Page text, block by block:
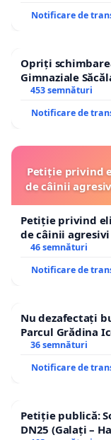
Notificare de
Opriți
Gimnaziale
453 semnături
Notificare de
Petiție privind
de câinii
Petiție privind
de câinii
46 semnături
Notificare de
Nu dezafectați
Parcul Grădina
36 semnături
Notificare de
Petiție publică:
DN25 (Galați –